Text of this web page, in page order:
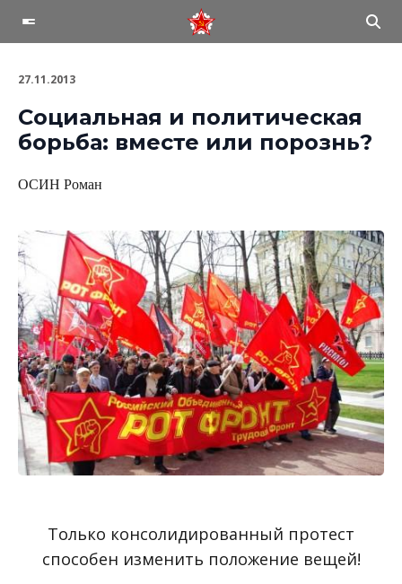
27.11.2013
Социальная и политическая
борьба: вместе или порознь?
ОСИН Роман
Только консолидированный протест
способен изменить положение вещей!